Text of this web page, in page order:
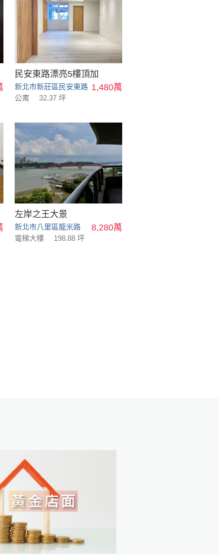
民安東路漂亮5樓頂加
新北市新莊區民安東路 1,480萬
公寓 32.37 坪
左岸之王大景
新北市八里區龍米路 8,280萬
電梯大樓 198.88 坪